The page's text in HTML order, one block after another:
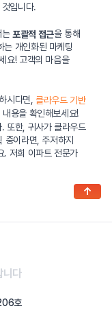
입니다.
는포괄적 접근을 통해
는 개인화된 마케팅
요! 고객의 마음을
시다면, 클라우드 기반
용을 확인해보세요!
또한, 귀사가 클라우드
이라면, 주저하지
. 저희 이파트 전문가
니다
호
↑